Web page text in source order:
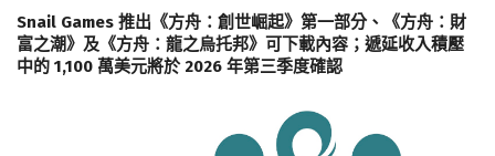
Snail Games 推出《方舟：創世崛起》第一部分、《方舟：財
富之潮》及《方舟：龍之烏托邦》可下載內容；遞延收入積壓
中的 1,100 萬美元將於 2026 年第三季度確認